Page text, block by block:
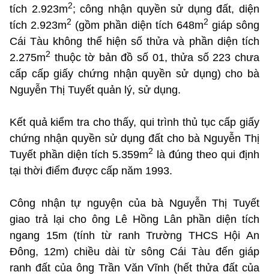
tích 2.923m2; công nhận quyền sử dụng đất, diện
tích 2.923m2 (gồm phần diện tích 648m2 giáp sông
Cái Tàu không thể hiện số thửa và phần diện tích
2.275m2 thuộc tờ bản đồ số 01, thửa số 223 chưa
cấp cấp giấy chứng nhận quyền sử dụng) cho bà
Nguyễn Thị Tuyết quản lý, sử dụng.
Kết quả kiểm tra cho thấy, qui trình thủ tục cấp giấy
chứng nhận quyền sử dụng đất cho bà Nguyễn Thị
Tuyết phần diện tích 5.359m2 là đúng theo qui định
tại thời điểm được cấp năm 1993.
Công nhận tự nguyện của bà Nguyễn Thị Tuyết
giao trả lại cho ông Lê Hồng Lân phần diện tích
ngang 15m (tính từ ranh Trường THCS Hội An
Đông, 12m) chiều dài từ sông Cái Tàu đến giáp
ranh đất của ông Trần Văn Vĩnh (hết thửa đất của